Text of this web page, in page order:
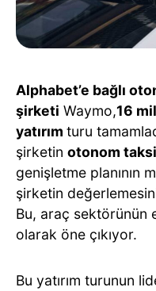
Alphabet’e bağlı
şirketi Waymo,16
yatırım turu
şirketin otonom taksi
genişletme planının
şirketin
Bu, araç sektörünün
olarak öne çıkıyor.
Bu yatırım turunun